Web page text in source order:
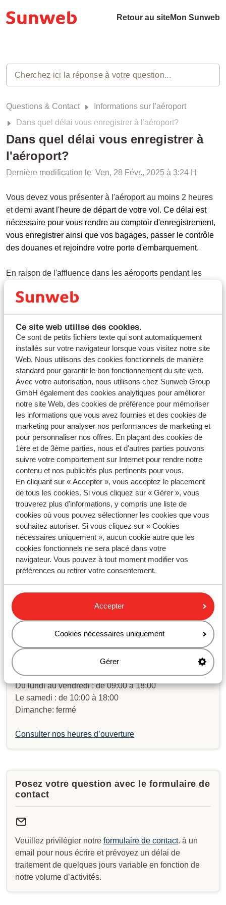
Ce site web utilise des cookies.
Ce sont de petits fichiers texte qui sont automatiquement
installés sur votre navigateur lorsque vous visitez notre site
Web. Nous utilisons des cookies fonctionnels de manière
standard pour garantir le bon fonctionnement du site web.
Avec votre autorisation, nous utilisons chez Sunweb Group
GmbH également des cookies analytiques pour améliorer
notre site Web, des cookies de préférence pour mémoriser
les informations que vous avez fournies et des cookies de
marketing pour analyser nos performances de marketing et
pour personnaliser nos offres. En plaçant des cookies de
1ère et de 3ème parties, nous et d'autres parties pouvons
suivre votre comportement sur Internet pour rendre notre
contenu et nos publicités plus pertinents pour vous.
En cliquant sur « Accepter », vous acceptez le placement
de tous les cookies. Si vous cliquez sur « Gérer », vous
trouverez plus d'informations, y compris une liste de
cookies où vous pouvez sélectionner les cookies que vous
souhaitez autoriser. Si vous cliquez sur « Cookies
nécessaires uniquement », aucun cookie autre que les
cookies fonctionnels ne sera placé dans votre
navigateur. Vous pouvez à tout moment modifier vos
préférences ou retirer votre consentement.
Accepter
Cookies nécessaires uniquement
Gérer
Retour au siteMon Sunweb
Questions & Contact
Informations sur l'aéroport
Dans quel délai vous enregistrer à l'aéroport?
Dans quel délai vous enregistrer à
l'aéroport?
Dernière modification le Ven, 28 Févr., 2025 à 3:24 H
Vous devez vous présenter à l'aéroport au moins 2 heures
et demi avant l'heure de départ de votre vol. Ce délai est
nécessaire pour vous rendre au comptoir d'enregistrement,
vous enregistrer ainsi que vos bagages, passer le contrôle
des douanes et rejoindre votre porte d'embarquement.
En raison de l'affluence dans les aéroports pendant les
présenter à l’aéroport au moins 3 heures à l’avance.
Questions sur le même sujet
Où pouvez-vous garer votre voiture ?
Pouvons-vous voyager d’un aéroport régional ?
Questions connexes
Est-il possible de procéder à l'enregistrement en ligne pour
votre vol ?
Les enfants et les personnes âgées bénéficient-ils d'une
réduction sur le forfait remontées mécaniques ?
Volotea - Enregistrement en ligne
Pouvez-vous modifier votre adresse ?
Vous n'avez pas trouvé la réponse à
votre question?
Envoyez-nous un message WhatsApp au
+33184886101. Vous pouvez nous appeler au même
numéro, mais les délais d'attente sont plus longs.
Les heures d'ouverture:
Du lundi au vendredi : de 09:00 à 18:00
Le samedi : de 10:00 à 18:00
Dimanche: fermé
Consulter nos heures d’ouverture
Posez votre question avec le formulaire de
contact
Veuillez privilégier notre formulaire de contact. à un
email pour nous écrire et prévoyez un délai de
traitement de quelques jours variable en fonction de
notre volume d’activités.